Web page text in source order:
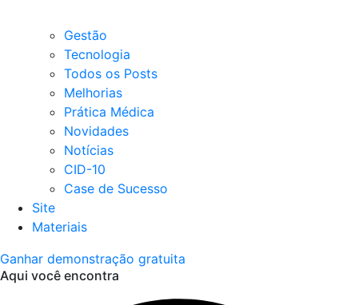
Gestão
Tecnologia
Todos os Posts
Melhorias
Prática Médica
Novidades
Notícias
CID-10
Case de Sucesso
Site
Materiais
Ganhar demonstração gratuita
Aqui você encontra